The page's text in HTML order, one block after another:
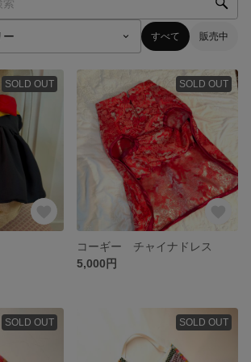
すべて 販売中
SOLD OUT SOLD OUT
コーギー チャイナドレス
5,000円
SOLD OUT SOLD OUT